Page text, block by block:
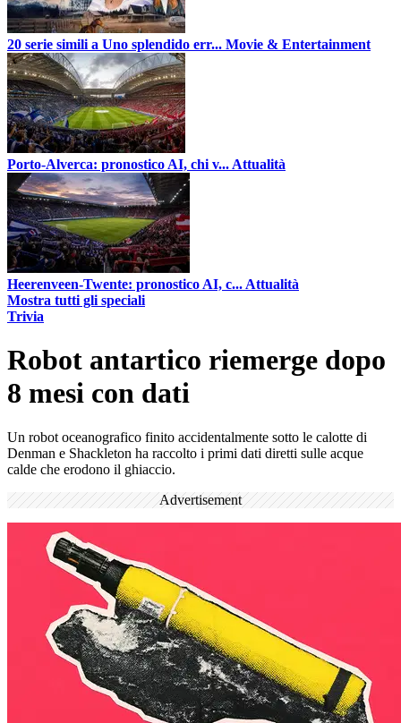
20 serie simili a Uno splendido err... Movie & Entertainment
Porto-Alverca: pronostico AI, chi v... Attualità
Heerenveen-Twente: pronostico AI, c... Attualità
Mostra tutti gli speciali
Trivia
Robot antartico riemerge dopo
8 mesi con dati
Un robot oceanografico finito accidentalmente sotto le calotte di
Denman e Shackleton ha raccolto i primi dati diretti sulle acque
calde che erodono il ghiaccio.
Advertisement